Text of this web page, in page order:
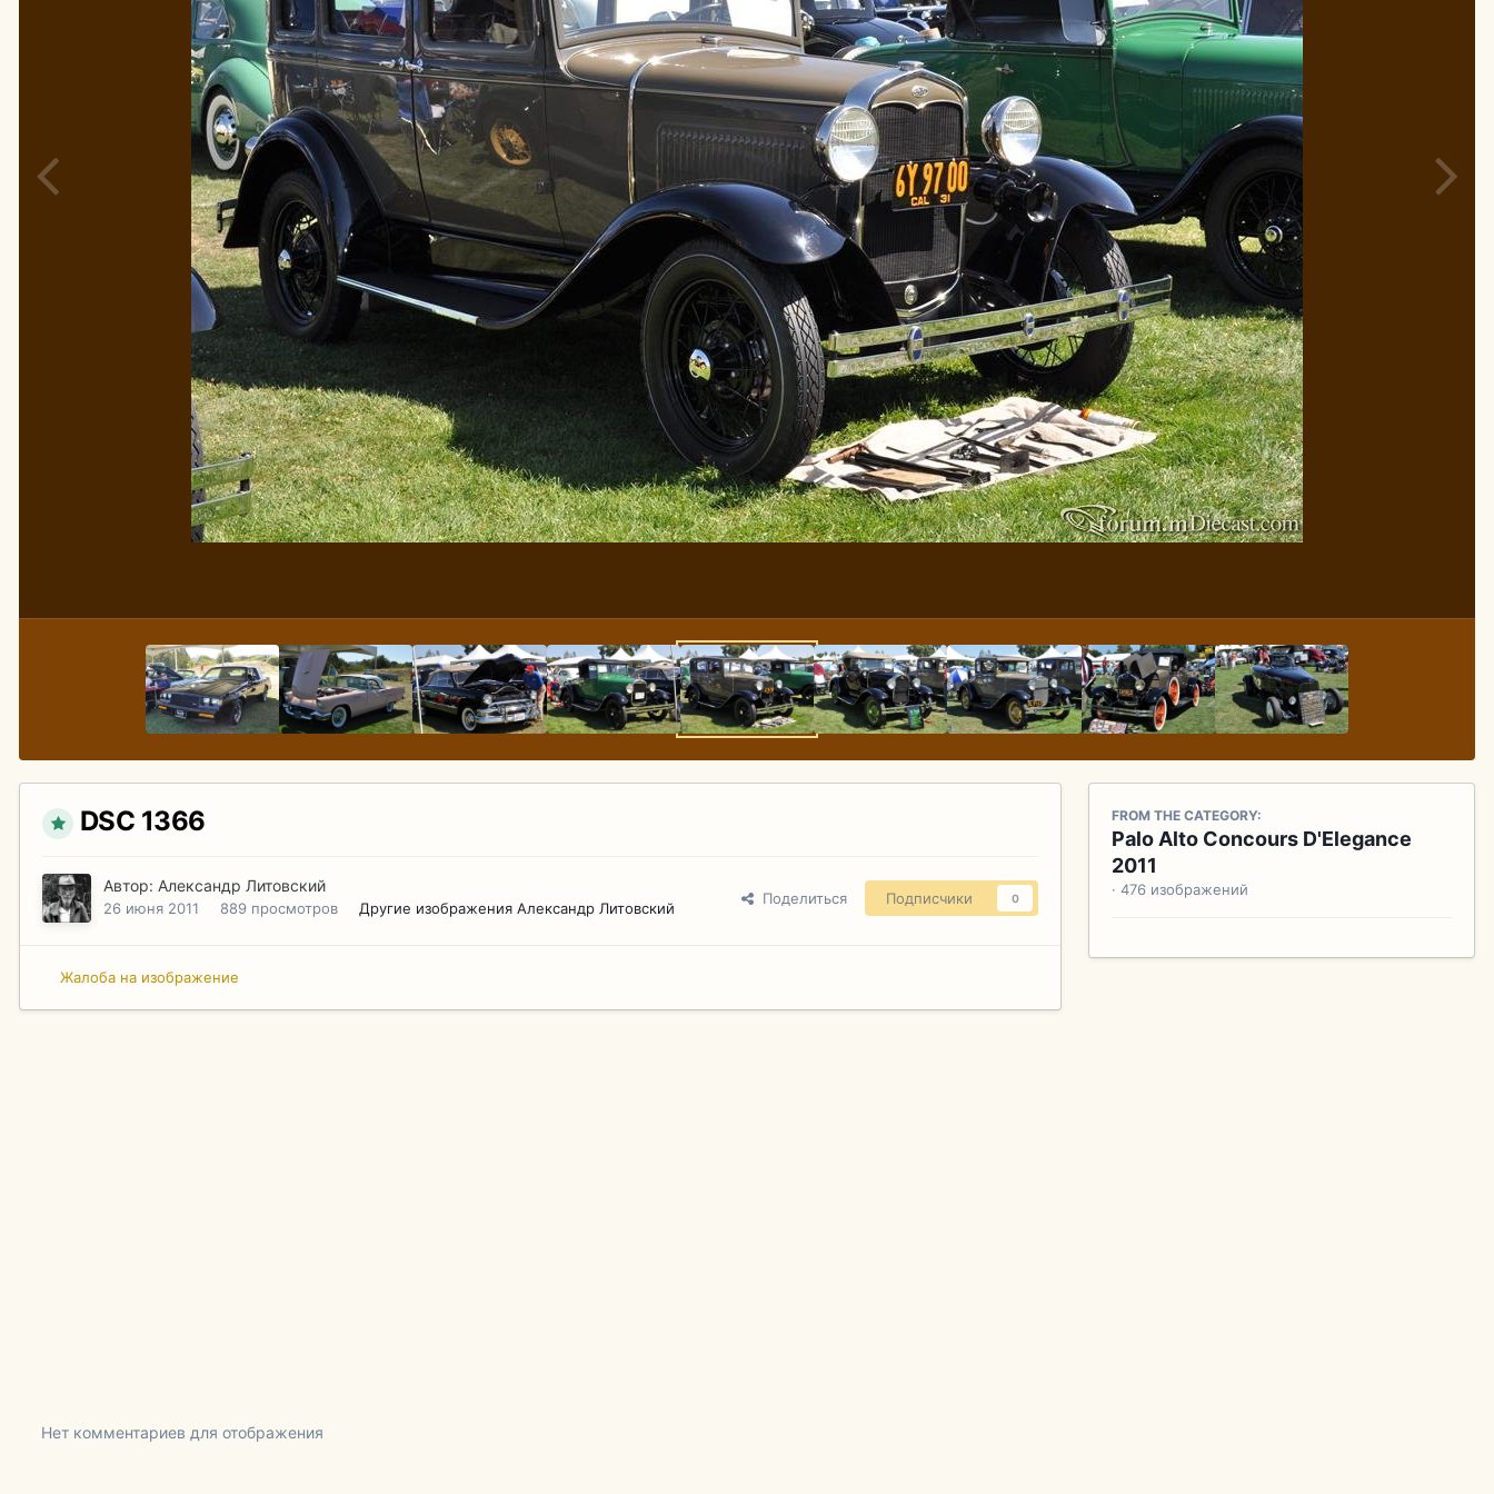
DSC 1366
Автор: Александр Литовский
26 июня 2011 889 просмотров Другие изображения Александр Литовский
Поделиться Подписчики 0
Жалоба на изображение
FROM THE CATEGORY:
Palo Alto Concours D'Elegance
2011
· 476 изображений
Нет комментариев для отображения